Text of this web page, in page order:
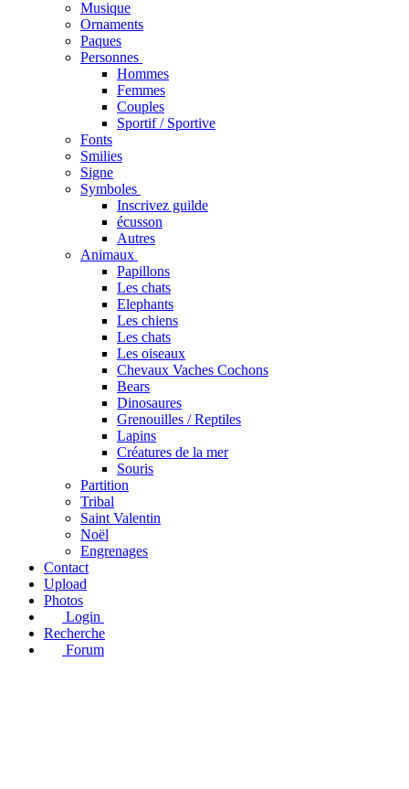
Musique
Ornaments
Paques
Personnes
Hommes
Femmes
Couples
Sportif / Sportive
Fonts
Smilies
Signe
Symboles
Inscrivez guilde
écusson
Autres
Animaux
Papillons
Les chats
Elephants
Les chiens
Les chats
Les oiseaux
Chevaux Vaches Cochons
Bears
Dinosaures
Grenouilles / Reptiles
Lapins
Créatures de la mer
Souris
Partition
Tribal
Saint Valentin
Noël
Engrenages
Contact
Upload
Photos
Login
Recherche
Forum